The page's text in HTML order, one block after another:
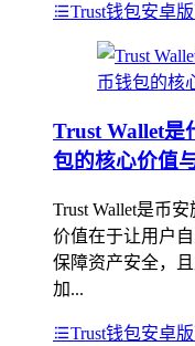
Trust钱包安卓
Trust Wallet是
包的核心价值
Trust Wallet是币
价值在于让用户
保障资产安全，
加...
Trust钱包安卓